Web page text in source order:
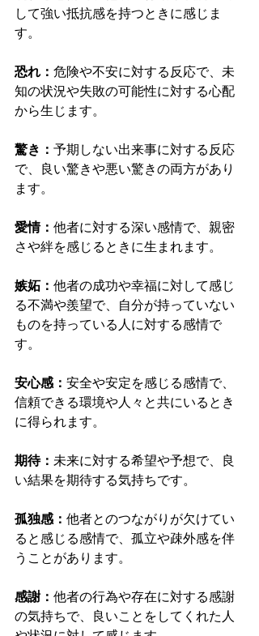
して強い抵抗感を持つときに感じま
す。
恐れ： 危険や不安に対する反応で、未
知の状況や失敗の可能性に対する心配
から生じます。
驚き： 予期しない出来事に対する反応
で、良い驚きや悪い驚きの両方があり
ます。
愛情： 他者に対する深い感情で、親密
さや絆を感じるときに生まれます。
嫉妬： 他者の成功や幸福に対して感じ
る不満や羨望で、自分が持っていない
ものを持っている人に対する感情で
す。
安心感： 安全や安定を感じる感情で、
信頼できる環境や人々と共にいるとき
に得られます。
期待： 未来に対する希望や予想で、良
い結果を期待する気持ちです。
孤独感： 他者とのつながりが欠けてい
ると感じる感情で、孤立や疎外感を伴
うことがあります。
感謝： 他者の行為や存在に対する感謝
の気持ちで、良いことをしてくれた人